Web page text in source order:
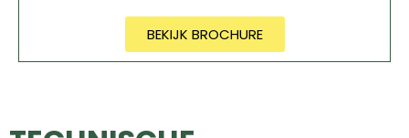
BEKIJK BROCHURE